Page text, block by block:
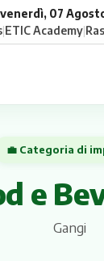
venerdì, 07
|ETIC Academy|
💼 Categoria di
e
Gangi